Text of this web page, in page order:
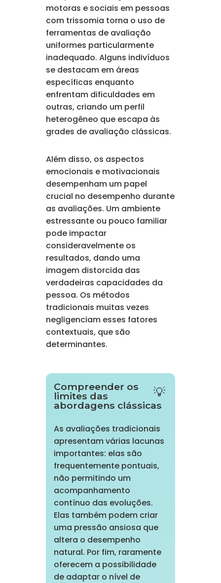
motoras e sociais em pessoas
com trissomia torna o uso de
ferramentas de avaliação
uniformes particularmente
inadequado. Alguns indivíduos
se destacam em áreas
específicas enquanto
enfrentam dificuldades em
outras, criando um perfil
heterogêneo que escapa às
grades de avaliação clássicas.
Além disso, os aspectos
emocionais e motivacionais
desempenham um papel
crucial no desempenho durante
as avaliações. Um ambiente
estressante ou pouco familiar
pode impactar
consideravelmente os
resultados, dando uma
imagem distorcida das
verdadeiras capacidades da
pessoa. Os métodos
tradicionais muitas vezes
negligenciam esses fatores
contextuais, que são
determinantes.
Compreender os
limites das
abordagens clássicas
As avaliações tradicionais
apresentam várias lacunas
importantes: elas são
frequentemente pontuais,
não permitindo um
acompanhamento
contínuo das evoluções.
Elas também podem criar
uma pressão ansiosa que
altera o desempenho
natural. Por fim, raramente
oferecem a possibilidade
de adaptar o nível de